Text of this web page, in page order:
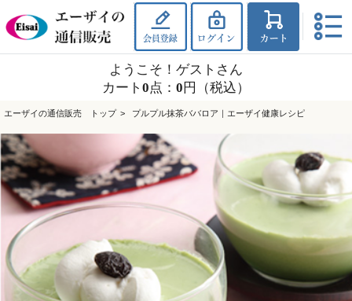
ようこそ！ゲストさん
カート 0点 ： 0 円（税込）
エーザイの通信販売 トップ プルプル抹茶ババロア｜エーザイ健康レシピ